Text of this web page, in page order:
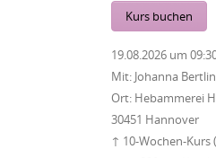
Kurs buchen
19.08.2026 um
Mit: Johanna
Ort: Hebammerei
30451 Hannover
↑ 10-Wochen-